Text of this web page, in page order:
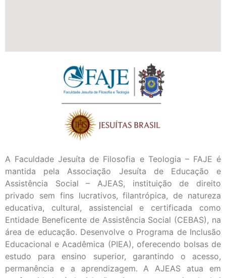
A Faculdade Jesuíta de Filosofia e Teologia – FAJE é
mantida pela Associação Jesuíta de Educação e
Assistência Social – AJEAS, instituição de direito
privado sem fins lucrativos, filantrópica, de natureza
educativa, cultural, assistencial e certificada como
Entidade Beneficente de Assistência Social (CEBAS), na
área de educação. Desenvolve o Programa de Inclusão
Educacional e Acadêmica (PIEA), oferecendo bolsas de
estudo para ensino superior, garantindo o acesso,
permanência e a aprendizagem. A AJEAS atua em